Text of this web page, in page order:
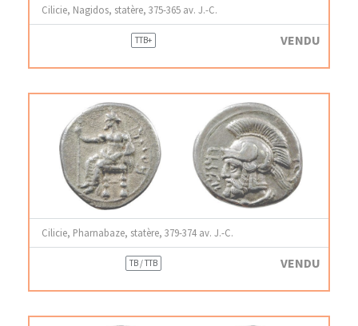
Cilicie, Nagidos, statère, 375-365 av. J.-C.
TTB+ VENDU
Cilicie, Pharnabaze, statère, 379-374 av. J.-C.
TB / TTB VENDU